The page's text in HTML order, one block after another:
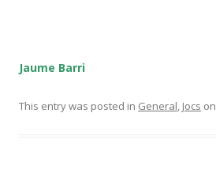
Jaume Barri
This entry was posted in General, Jocs on